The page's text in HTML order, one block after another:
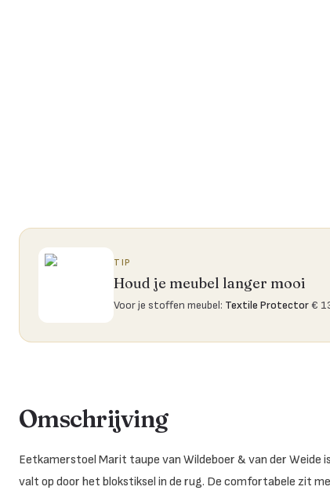
TIP
Houd je meubel langer mooi
Voor je stoffen meubel: Textile Protector€
Omschrijving
Eetkamerstoel Marit taupe van Wildeboer & van der
valt op door het blokstiksel in de rug. De comfortabele zit